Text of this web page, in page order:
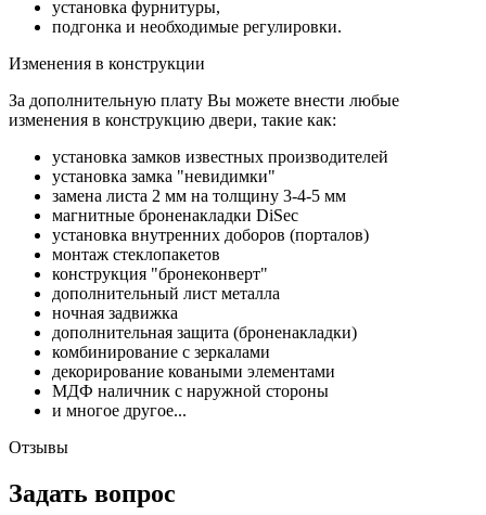
установка фурнитуры,
подгонка и необходимые регулировки.
Изменения в конструкции
За дополнительную плату Вы можете внести любые
изменения в конструкцию двери, такие как:
установка замков известных производителей
установка замка "невидимки"
замена листа 2 мм на толщину 3-4-5 мм
магнитные броненакладки DiSec
установка внутренних доборов (порталов)
монтаж стеклопакетов
конструкция "бронеконверт"
дополнительный лист металла
ночная задвижка
дополнительная защита (броненакладки)
комбинирование с зеркалами
декорирование коваными элементами
МДФ наличник с наружной стороны
и многое другое...
Отзывы
Задать вопрос